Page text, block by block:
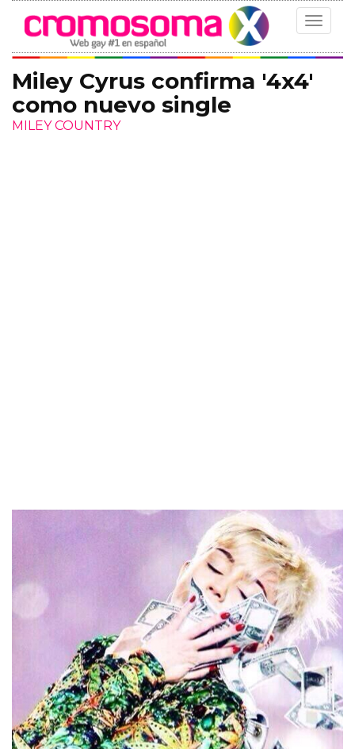
Toggle
Miley Cyrus confirma '4x4'
como nuevo single
MILEY COUNTRY